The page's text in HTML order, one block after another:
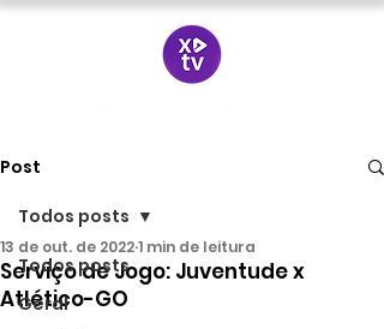
Post
Todos posts
Geral
Todos posts
Serviço de Jogo: Juventude x
Atlético-GO
13 de out. de 20221 min de leitura